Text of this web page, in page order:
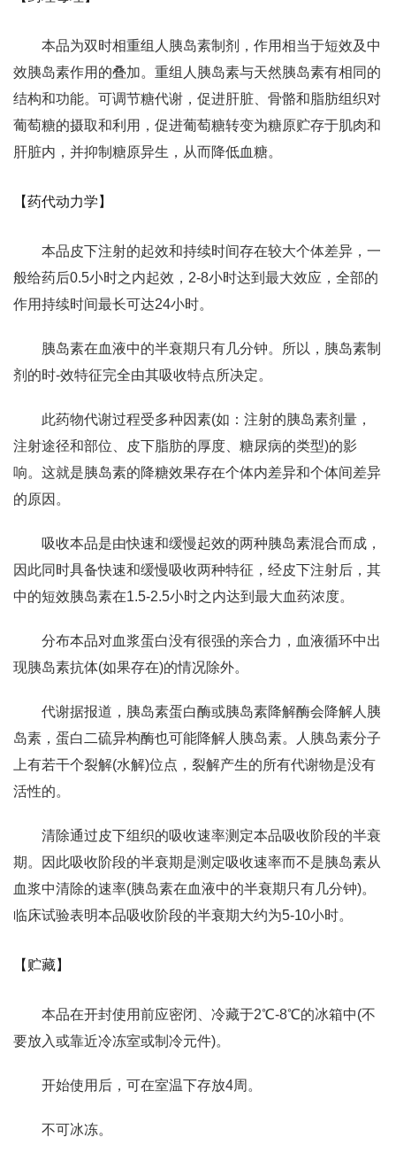
本品为双时相重组人胰岛素制剂，作用相当于短效及中
效胰岛素作用的叠加。重组人胰岛素与天然胰岛素有相同的
结构和功能。可调节糖代谢，促进肝脏、骨骼和脂肪组织对
葡萄糖的摄取和利用，促进葡萄糖转变为糖原贮存于肌肉和
肝脏内，并抑制糖原异生，从而降低血糖。
【药代动力学】
本品皮下注射的起效和持续时间存在较大个体差异，一
般给药后0.5小时之内起效，2-8小时达到最大效应，全部的
作用持续时间最长可达24小时。
胰岛素在血液中的半衰期只有几分钟。所以，胰岛素制
剂的时-效特征完全由其吸收特点所决定。
此药物代谢过程受多种因素(如：注射的胰岛素剂量，
注射途径和部位、皮下脂肪的厚度、糖尿病的类型)的影
响。这就是胰岛素的降糖效果存在个体内差异和个体间差异
的原因。
吸收本品是由快速和缓慢起效的两种胰岛素混合而成，
因此同时具备快速和缓慢吸收两种特征，经皮下注射后，其
中的短效胰岛素在1.5-2.5小时之内达到最大血药浓度。
分布本品对血浆蛋白没有很强的亲合力，血液循环中出
现胰岛素抗体(如果存在)的情况除外。
代谢据报道，胰岛素蛋白酶或胰岛素降解酶会降解人胰
岛素，蛋白二硫异构酶也可能降解人胰岛素。人胰岛素分子
上有若干个裂解(水解)位点，裂解产生的所有代谢物是没有
活性的。
清除通过皮下组织的吸收速率测定本品吸收阶段的半衰
期。因此吸收阶段的半衰期是测定吸收速率而不是胰岛素从
血浆中清除的速率(胰岛素在血液中的半衰期只有几分钟)。
临床试验表明本品吸收阶段的半衰期大约为5-10小时。
【贮藏】
本品在开封使用前应密闭、冷藏于2℃-8℃的冰箱中(不
要放入或靠近冷冻室或制冷元件)。
开始使用后，可在室温下存放4周。
不可冰冻。